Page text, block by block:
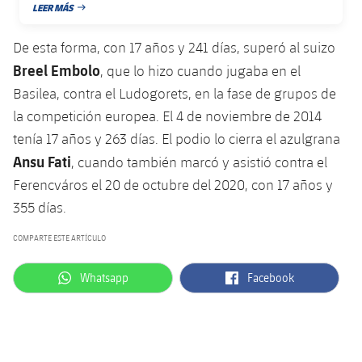
Jugadores
Fotos
Historia
Clasificaciones
Infantil
Alevín
Actualidad
Masculino
Femenino
Agenda
Baloncesto en silla de ruedas
plusicon
más
Actualidad
Jugadores
Resultados
Clasificaciones
Hockey sobre hielo
plusicon
más
Actualidad
Calendario
Resultados
Hockey hierba
plusicon
más
Noticias
Hockey Hierba Masculino
Hockey Hierba Femenino
Patinaje artístico
plusicon
más
Plantilla
Rugby
LEER MÁS
FECHA DE PUBLICACIÓN
De esta forma, con 17 años y 241 días, superó al suizo
Breel Embolo, que lo hizo cuando jugaba en el
Basilea, contra el Ludogorets, en la fase de grupos de
la competición europea. El 4 de noviembre de 2014
tenía 17 años y 263 días. El podio lo cierra el azulgrana
Ansu Fati, cuando también marcó y asistió contra el
Ferencváros el 20 de octubre del 2020, con 17 años y
355 días.
COMPARTE ESTE ARTÍCULO
label.aria.whatsapp
Whatsapp label.aria.facebook
Facebook